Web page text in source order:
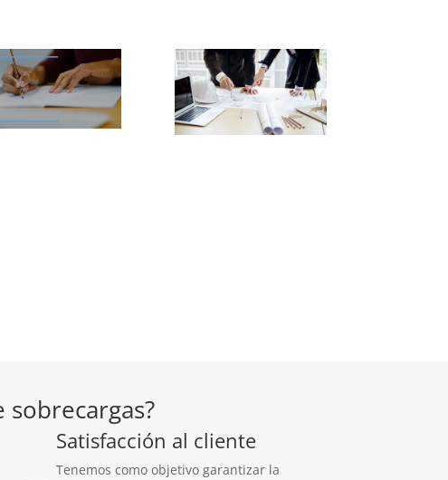
Satisfacción al cliente
Tenemos como objetivo garantizar la